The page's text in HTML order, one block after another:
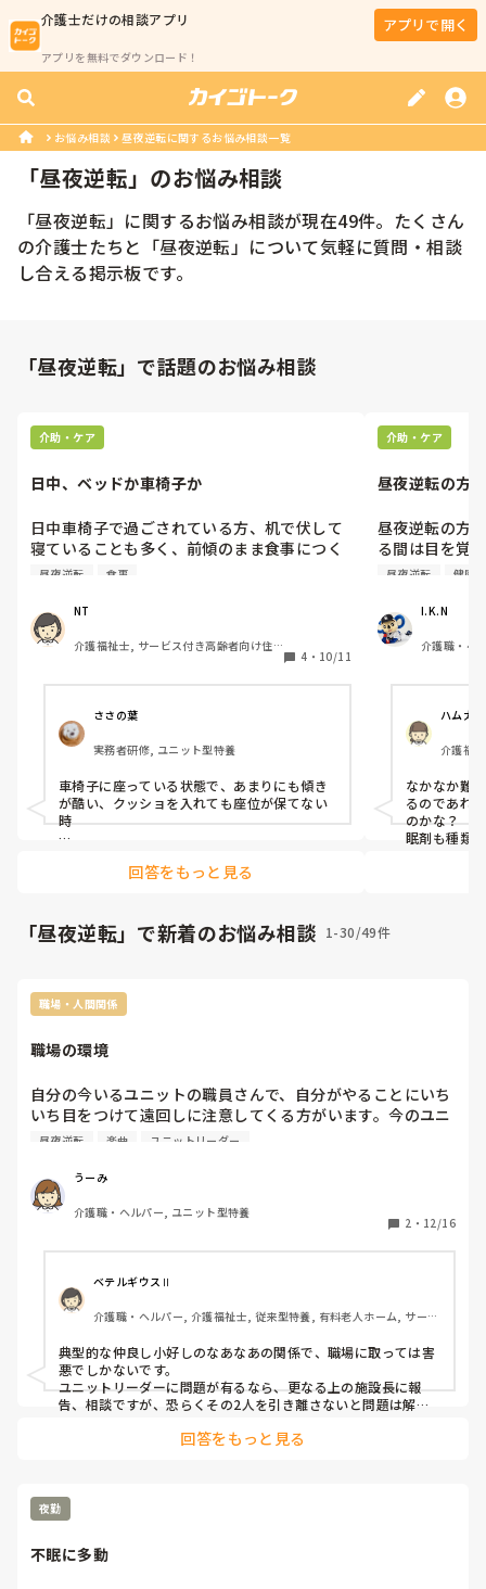
介護士だけの相談アプリ
アプリを無料でダウンロード！
アプリで開く
お悩み相談 昼夜逆転に関するお悩み相談一覧
「昼夜逆転」のお悩み相談
「昼夜逆転 」に関するお悩み相談が現在49件。たくさん
の介護士たちと「昼夜逆転 」について気軽に質問・相談
し合える掲示板です。
「昼夜逆転」で話題のお悩み相談
介助・ケア
日中、ベッドか車椅子か
日中車椅子で過ごされている方、机で伏して
寝ていることも多く、前傾のまま食事につく
ことも多いです。以前は夜中に起きることが
床はしていませんでした。最近は以前より活
動量も減っていて、机で寝ることも多いの
で、日中に寝る時間を増やしてもいいのかな
と思い始めました。その方が食事の姿勢も良
さそうです。
みなさん、日中車椅子で過ごされる方がベッ
ドに行った方がいいと介護者側で判断する差
にはどのようなものがありますか？
昼夜逆転 食事
NT
介護福祉士, サービス付き高齢者向け住
4 ・ 10/11
ささの葉
実務者研修, ユニット型特養
車椅子に座っている状態で、あまりにも傾き
が酷い、クッショを入れても座位が保てない
時
長時間の座位は厳しそうな時
回答をもっと見る
介助・ケア
昼夜逆転の方
昼夜逆転の方
る間は目を覚
目を離した隙
れましたが、
も大きく、夜
かと思えば24
良い方法ある
昼夜逆転 健康
I.K.N
介護職・ヘ
ハム太郎
介護福
なかなか難
るのであれ
のかな？
眠剤も種類
「昼夜逆転」で新着のお悩み相談 1-30/49件
職場・人間関係
職場の環境
自分の今いるユニットの職員さんで、自分がやることにいち
いち目をつけて遠回しに注意してくる方がいます。今のユニ
ットに移動して9ヶ月たち業務の流れが身について来たあた
ともありそれからもちょくちょく圧をかけてるんじゃない
か？と言う程その方が出勤日の日は気が気じゃなくしんどい
思いもしています。そのことをユニットリーダーに言い少し
でも改善してもらいたいんですが、そのリーダーさんがその
職員さんととても仲が良く相談しにくい状態で、どうしたら
いいのかわかりません。今昼夜逆転している入居者さんがい
て日中にしげきを与えて夜寝てもらうようにしてて、午後に
相手をしてほしいと言われその通りにしているのですが、今
日その入居者さんと歌を歌っていたら注意されました。その
人は自分以上に業務はこなせる人ですが、仲がいいリーダー
と一緒の勤務になれば業務ほとんどそっちのけでお話をして
いるばっかなので、普通に良い気はしないです。隣のユニッ
す。それでもこのままでいいのかわからなくなるところまで
昼夜逆転 楽曲 ユニットリーダー
うーみ
介護職・ヘルパー, ユニット型特養
2 ・ 12/16
ベテルギウスⅡ
介護職・ヘルパー, 介護福祉士, 従来型特養, 有料老人ホーム, サービ
ット型特養
典型的な仲良し小好しのなあなあの関係で、職場に取っては害
悪でしかないです。
ユニットリーダーに問題が有るなら、更なる上の施設長に報
告、相談ですが、恐らくその2人を引き離さないと問題は解決
異動するしかなさそうな気がします。
回答をもっと見る
夜勤
不眠に多動